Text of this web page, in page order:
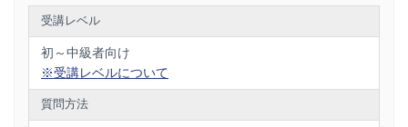
必ず利用されていると言っても過言ではありません。
Javaプログラムからデータベースへアクセスするには
JDBC（Java DataBase Connectivity）という技術を利用しま
す。
第５章 DAOとDTO
5.1 DAOって何？
第６章 設計
6.1 DAOとDTOで設計してみよう！
受講レベル
初～中級者向け
※受講レベルについて
質問方法